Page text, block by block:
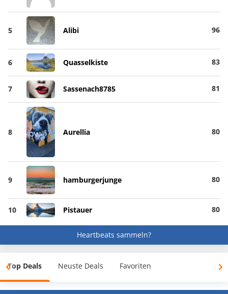
5 Alibi 96
6 Quasselkiste 83
7 Sassenach8785 81
8 Aurellia 80
9 hamburgerjunge 80
10 Pistauer 80
Heartbeats sammeln?
Top Deals Neuste Deals Favoriten